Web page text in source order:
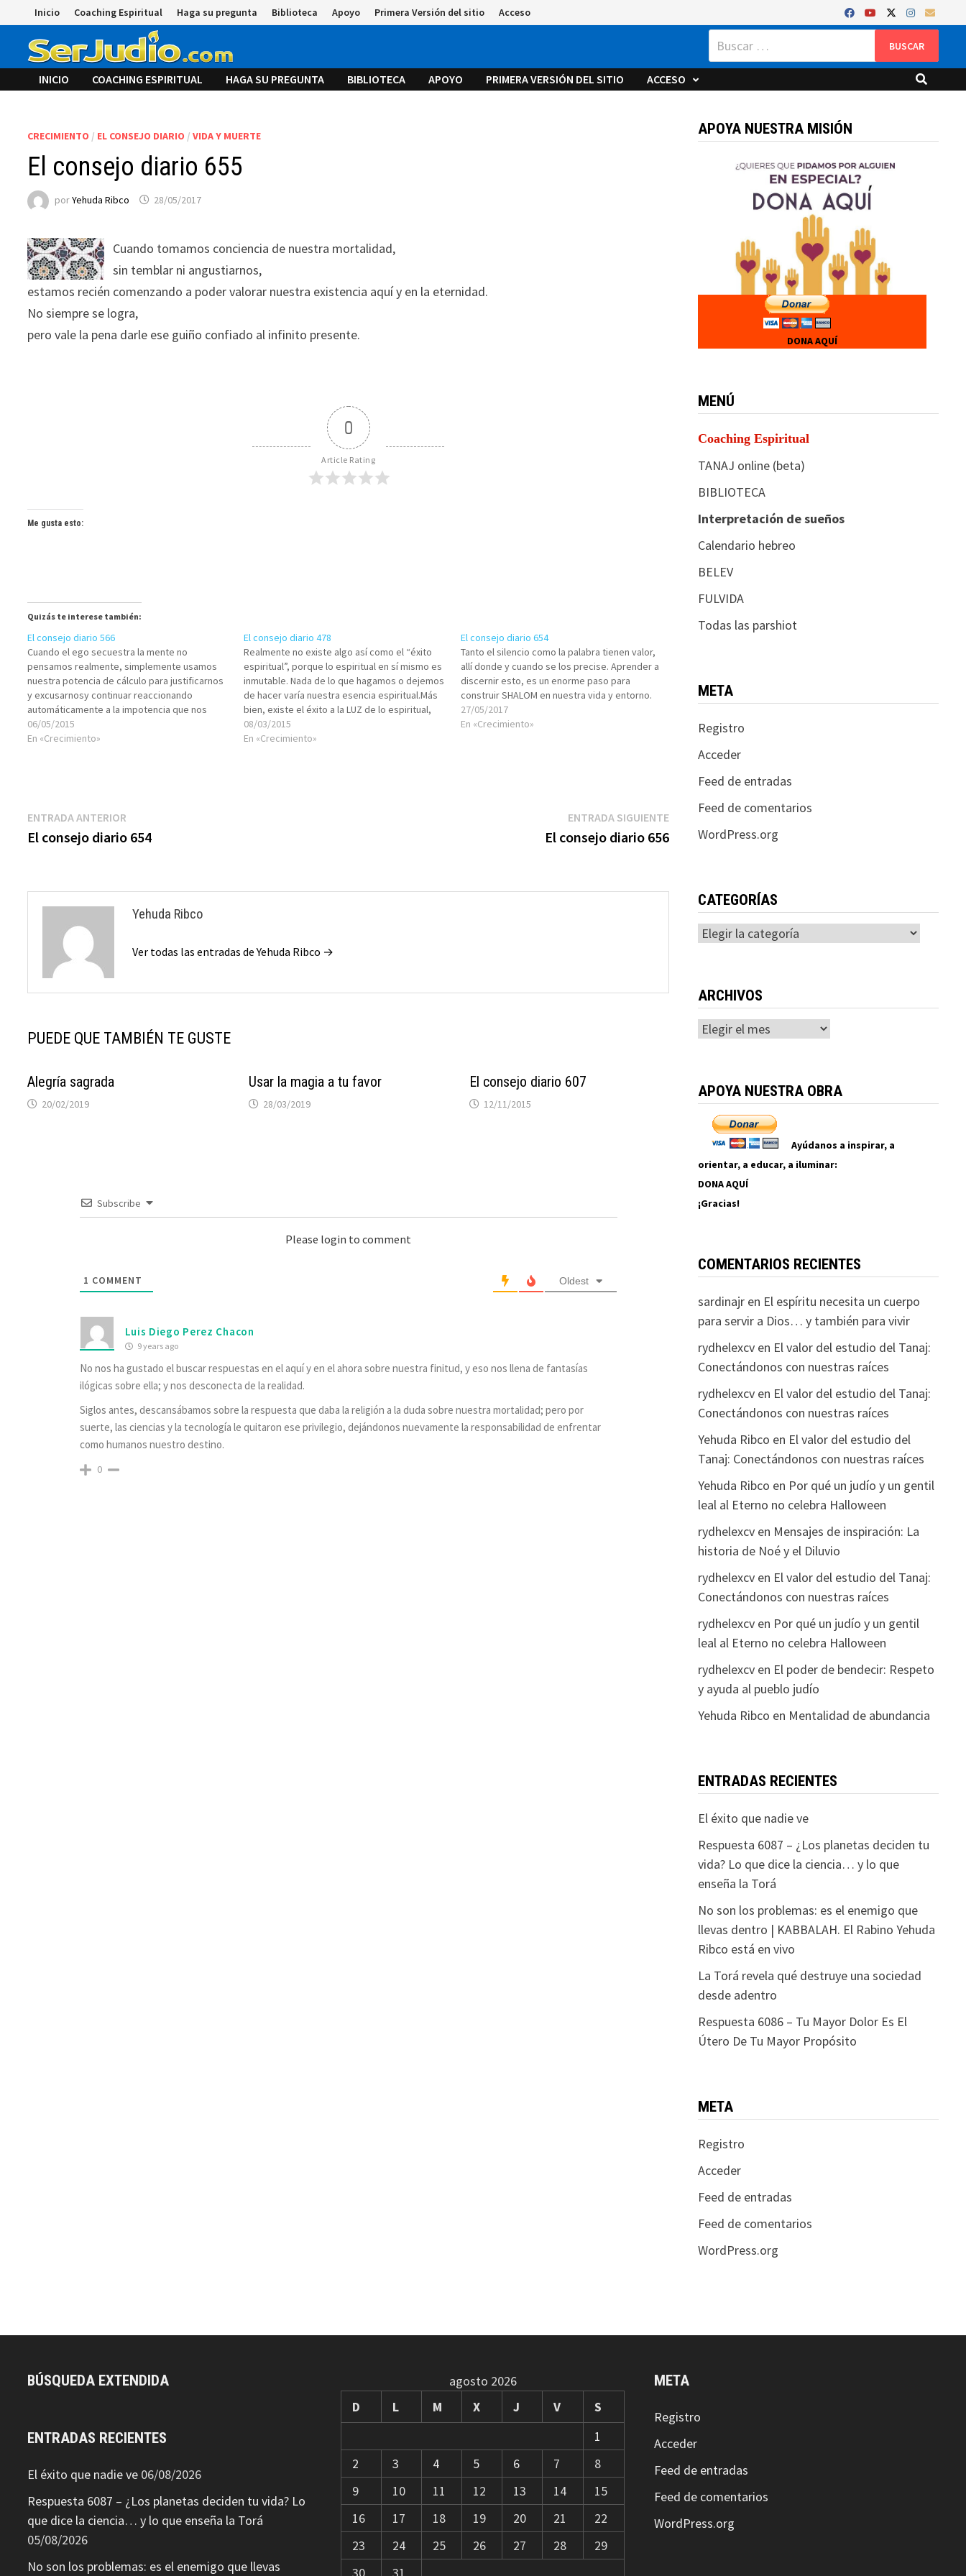
al
contenido
Inicio Coaching Espiritual Haga su pregunta Biblioteca Apoyo Primera Versión del sitio Acceso
Buscar:
INICIO COACHING ESPIRITUAL HAGA SU PREGUNTA BIBLIOTECA APOYO PRIMERA VERSIÓN DEL SITIO ACCESO
CRECIMIENTO / EL CONSEJO DIARIO /VIDA Y MUERTE
El consejo diario 655
porYehuda Ribco 28/05/2017
Cuando tomamos conciencia de nuestra mortalidad,
sin temblar ni angustiarnos,
estamos recién comenzando a poder valorar nuestra existencia aquí y en la eternidad.
No siempre se logra,
pero vale la pena darle ese guiño confiado al infinito presente.
0
Article Rating
Me gusta esto:
Quizás te interese también:
El consejo diario 566
Cuando el ego secuestra la mente no
pensamos realmente, simplemente usamos
nuestra potencia de cálculo para justificarnos
y excusarnosy continuar reaccionando
automáticamente a la impotencia que nos
absorbe.
06/05/2015
En «Crecimiento»
El consejo diario 478
Realmente no existe algo así como el “éxito
espiritual”, porque lo espiritual en sí mismo es
inmutable. Nada de lo que hagamos o dejemos
de hacer varía nuestra esencia espiritual.Más
bien, existe el éxito a la LUZ de lo espiritual,
que es llevar una vida acorde a nuestra
NESHAMÁ.Cuando vivimos…
08/03/2015
En «Crecimiento»
El consejo diario 654
Tanto el silencio como la palabra tienen valor,
allí donde y cuando se los precise. Aprender a
discernir esto, es un enorme paso para
construir SHALOM en nuestra vida y entorno.
27/05/2017
En «Crecimiento»
Navegación
de
ENTRADA ANTERIOR
anterior:
El consejo diario 654
ENTRADA SIGUIENTEEntrada
siguiente:
El consejo diario 656
Yehuda Ribco
Ver todas las entradas de Yehuda Ribco →
PUEDE QUE TAMBIÉN TE GUSTE
Alegría sagrada
20/02/2019
Usar la magia a tu favor
28/03/2019
El consejo diario 607
12/11/2015
Subscribe
Please login to comment
1 COMMENT Oldest
Luis Diego Perez Chacon
9 years ago
No nos ha gustado el buscar respuestas en el aquí y en el ahora sobre nuestra finitud, y eso nos llena de fantasías
ilógicas sobre ella; y nos desconecta de la realidad.
Siglos antes, descansábamos sobre la respuesta que daba la religión a la duda sobre nuestra mortalidad; pero por
suerte, las ciencias y la tecnología le quitaron ese privilegio, dejándonos nuevamente la responsabilidad de enfrentar
como humanos nuestro destino.
0
APOYA NUESTRA MISIÓN
DONA AQUÍ
MENÚ
Coaching Espiritual
TANAJ online (beta)
BIBLIOTECA
Interpretación de sueños
Calendario hebreo
BELEV
FULVIDA
Todas las parshiot
META
Registro
Acceder
Feed de entradas
Feed de comentarios
WordPress.org
CATEGORÍAS
Categorías
ARCHIVOS
Archivos
APOYA NUESTRA OBRA
Ayúdanos a inspirar, a
orientar, a educar, a iluminar:
DONA AQUÍ
¡Gracias!
COMENTARIOS RECIENTES
sardinajren El espíritu necesita un cuerpo
para servir a Dios… y también para vivir
rydhelexcven El valor del estudio del Tanaj:
Conectándonos con nuestras raíces
rydhelexcven El valor del estudio del Tanaj:
Conectándonos con nuestras raíces
Yehuda Ribco en El valor del estudio del
Tanaj: Conectándonos con nuestras raíces
Yehuda Ribco en Por qué un judío y un gentil
leal al Eterno no celebra Halloween
rydhelexcven Mensajes de inspiración: La
historia de Noé y el Diluvio
rydhelexcven El valor del estudio del Tanaj:
Conectándonos con nuestras raíces
rydhelexcven Por qué un judío y un gentil
leal al Eterno no celebra Halloween
rydhelexcven El poder de bendecir: Respeto
y ayuda al pueblo judío
Yehuda Ribco en Mentalidad de abundancia
ENTRADAS RECIENTES
El éxito que nadie ve
Respuesta 6087 – ¿Los planetas deciden tu
vida? Lo que dice la ciencia… y lo que
enseña la Torá
No son los problemas: es el enemigo que
llevas dentro | KABBALAH. El Rabino Yehuda
Ribco está en vivo
La Torá revela qué destruye una sociedad
desde adentro
Respuesta 6086 – Tu Mayor Dolor Es El
Útero De Tu Mayor Propósito
META
Registro
Acceder
Feed de entradas
Feed de comentarios
WordPress.org
BÚSQUEDA EXTENDIDA
ENTRADAS RECIENTES
El éxito que nadie ve 06/08/2026
Respuesta 6087 – ¿Los planetas deciden tu vida? Lo
que dice la ciencia… y lo que enseña la Torá
05/08/2026
No son los problemas: es el enemigo que llevas
agosto 2026
D
L M X J V
S
1
2
3 4 5 6 7
8
9
10 11 12 13 14
15
16
17 18 19 20 21
22
23
24 25 26 27 28
29
META
Registro
Acceder
Feed de entradas
Feed de comentarios
WordPress.org